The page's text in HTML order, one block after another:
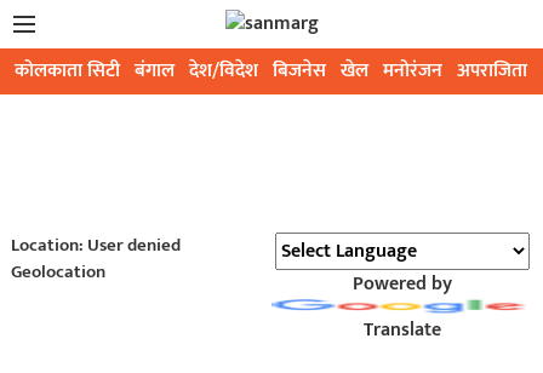
कोलकाता सिटी बंगाल देश/विदेश बिजनेस खेल मनोरंजन अपराजिता
Location: User denied
Geolocation
Powered by
Translate